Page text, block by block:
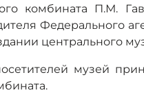
комбината П.М.
Федерального
центрального
музей